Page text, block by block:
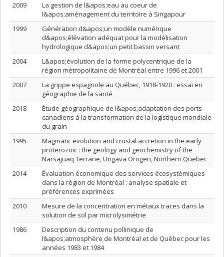
2009
La gestion de l&apos;eau au coeur de
l&apos;aménagement du territoire à Singapour
1999
Génération d&apos;un modèle numérique
d&apos;élévation adéquat pour la modélisation
hydrologique d&apos;un petit bassin versant
2004
L&apos;évolution de la forme polycentrique de la
région métropolitaine de Montréal entre 1996 et 2001
2007
La grippe espagnole au Québec, 1918-1920 : essai en
géographie de la santé
2018
Étude géographique de l&apos;adaptation des ports
canadiens à la transformation de la logistique mondiale
du grain
1995
Magmatic evolution and crustal accretion in the early
proterozoic : the geology and geochemistry of the
Narsajuaq Terrane, Ungava Orogen, Northern Quebec
2014
Évaluation économique des services écosystémiques
dans la région de Montréal : analyse spatiale et
préférences exprimées
2010
Mesure de la concentration en métaux traces dans la
solution de sol par microlysimétrie
1986
Description du contenu pollinique de
l&apos;atmosphère de Montréal et de Québec pour les
années 1983 et 1984